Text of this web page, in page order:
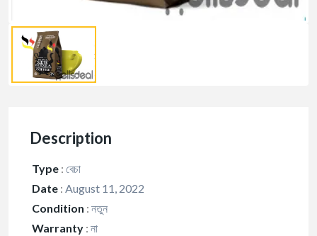
Description
Type : বেচা
Date : August 11, 2022
Condition : নতুন
Warranty : না